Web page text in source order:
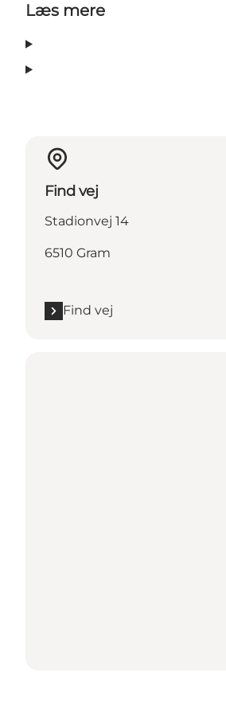
Læs mere
Find vej
Stadionvej 14
6510 Gram
Find vej